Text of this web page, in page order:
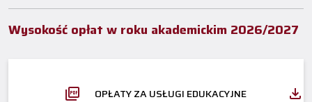
Wysokość opłat w roku akademickim 2026/2027
OPŁATY ZA USŁUGI EDUKACYJNE